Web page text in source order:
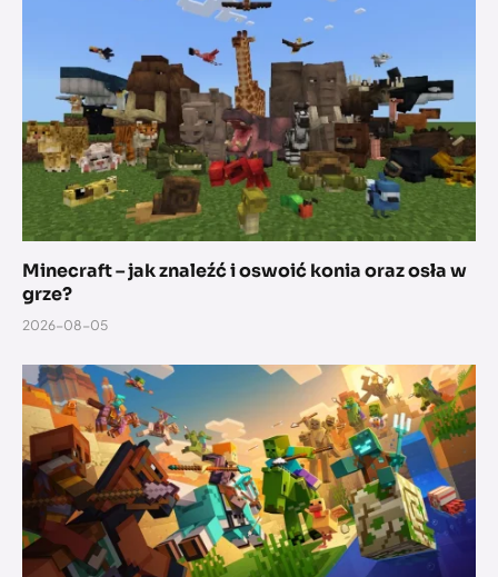
Minecraft – jak znaleźć i oswoić konia oraz osła w
grze?
2026-08-05